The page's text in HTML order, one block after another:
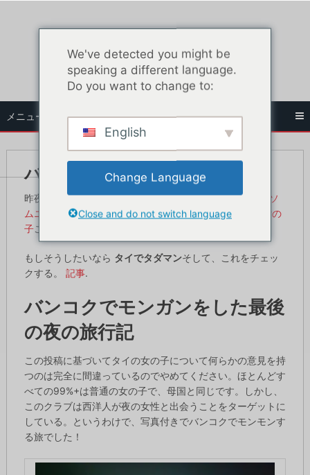
ス
キ
ッ
プ
メニュー
バンコクでモンガリング
昨夜、バンコクでモンガンをしようと決めたんだ。
インソ
ムニア・ナイトクラブ.ナイトクラブが好きなら
タイの女の
子ここは、バンコクで最も美味しいお店のひとつだ。
もしそうしたいなら タイでタダマンそして、これをチェッ
クする。 記事.
バンコクでモンガンをした最後
の夜の旅行記
この投稿に基づいてタイの女の子について何らかの意見を持
つのは完全に間違っているのでやめてください。ほとんどす
べての99%+は普通の女の子で、母国と同じです。しかし、
このクラブは西洋人が夜の女性と出会うことをターゲットに
している。というわけで、写真付きでバンコクでモンモンす
る旅でした！
We've detected you might be
speaking a different language.
Do you want to change to:
English
Change Language
Close and do not switch language